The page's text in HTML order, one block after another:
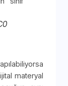
materyal